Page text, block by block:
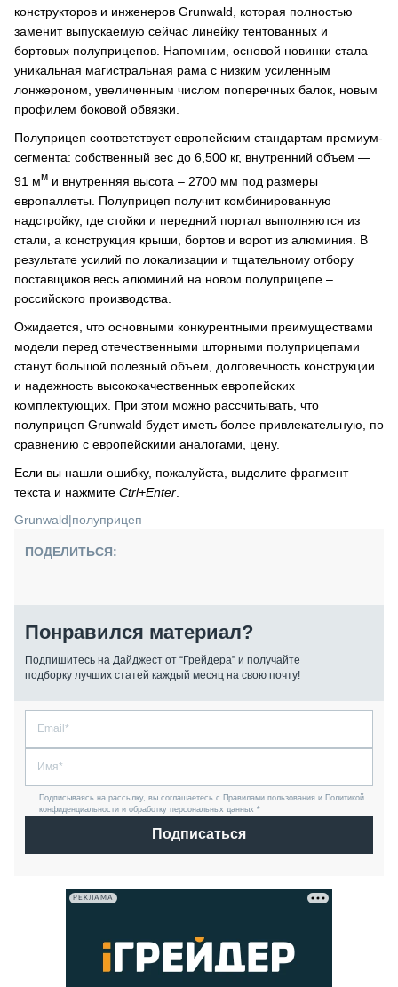
конструкторов и инженеров Grunwald, которая полностью
заменит выпускаемую сейчас линейку тентованных и
бортовых полуприцепов. Напомним, основой новинки стала
уникальная магистральная рама с низким усиленным
лонжероном, увеличенным числом поперечных балок, новым
профилем боковой обвязки.
Полуприцеп соответствует европейским стандартам премиум-
сегмента: собственный вес до 6,500 кг, внутренний объем —
91 мм и внутренняя высота – 2700 мм под размеры
европаллеты. Полуприцеп получит комбинированную
надстройку, где стойки и передний портал выполняются из
стали, а конструкция крыши, бортов и ворот из алюминия. В
результате усилий по локализации и тщательному отбору
поставщиков весь алюминий на новом полуприцепе –
российского производства.
Ожидается, что основными конкурентными преимуществами
модели перед отечественными шторными полуприцепами
станут большой полезный объем, долговечность конструкции
и надежность высококачественных европейских
комплектующих. При этом можно рассчитывать, что
полуприцеп Grunwald будет иметь более привлекательную, по
сравнению с европейскими аналогами, цену.
Если вы нашли ошибку, пожалуйста, выделите фрагмент
текста и нажмите Ctrl+Enter
Grunwald|полуприцеп
ПОДЕЛИТЬСЯ:
Понравился материал?
Подпишитесь на Дайджест от “Грейдера” и получайте
подборку лучших статей каждый месяц на свою почту!
Подписываясь на рассылку, вы соглашаетесь с Правилами пользования и Политикой
конфиденциальности и обработку персональных данных *
Подписаться
РЕКЛАМА